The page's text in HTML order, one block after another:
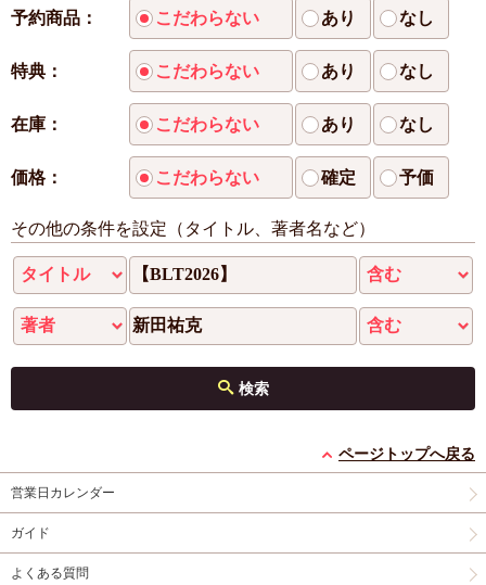
予約商品： こだわらない あり なし
特典： こだわらない あり なし
在庫： こだわらない あり なし
価格： こだわらない 確定 予価
その他の条件を設定（タイトル、著者名など）
検索
ページトップへ戻る
営業日カレンダー
ガイド
よくある質問